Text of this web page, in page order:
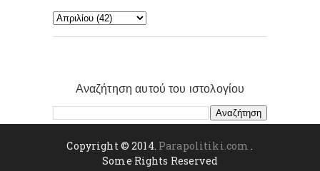
Αναζήτηση αυτού του ιστολογίου
Copyright © 2014. Parapolitiki.com .
Some Rights Reserved